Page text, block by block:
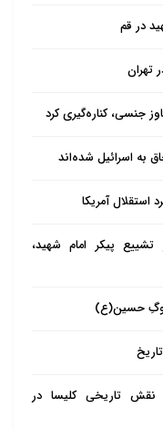
از دستگاه های
می پردازند.
رهنمودهای بزرگان و
در قم
تهران
جنسی، کناره‌گیری کرد
به اسرائیل شده‌اند
استقلال آمریکا
پیکر امام شهید،
سوگِ حسین(ع)
نقش تاریخی کلیسا در